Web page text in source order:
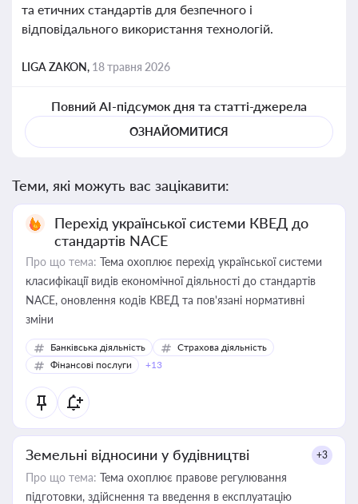
та етичних стандартів для безпечного і
відповідального використання технологій.
LIGA ZAKON, 18 травня 2026
Повний AI-підсумок дня та статті-джерела
ОЗНАЙОМИТИСЯ
Теми, які можуть вас зацікавити:
Перехід української системи КВЕД до
стандартів NACE
Про що тема: Тема охоплює перехід української системи
класифікації видів економічної діяльності до стандартів
NACE, оновлення кодів КВЕД та пов'язані нормативні
зміни
Банківська діяльність
Страхова діяльність
Фінансові послуги
+13
Земельні відносини у будівництві +3
Про що тема: Тема охоплює правове регулювання
підготовки, здійснення та введення в експлуатацію